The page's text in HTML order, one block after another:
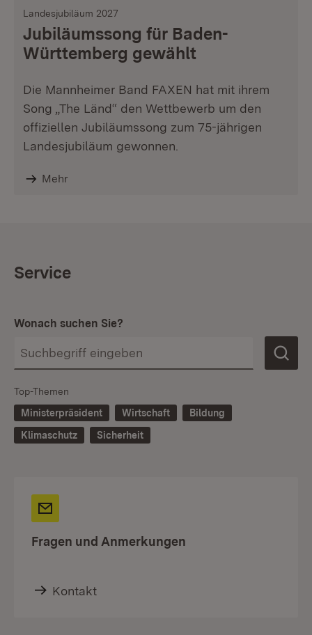
Landesjubiläum 2027
Jubiläumssong für Baden-
Württemberg gewählt
Die Mannheimer Band FAXEN hat mit ihrem
Song „The Länd“ den Wettbewerb um den
offiziellen Jubiläumssong zum 75-jährigen
Landesjubiläum gewonnen.
Mehr
Service
Wonach suchen Sie?
Top-Themen
Ministerpräsident
Wirtschaft
Bildung
Klimaschutz
Sicherheit
Fragen und Anmerkungen
Kontakt